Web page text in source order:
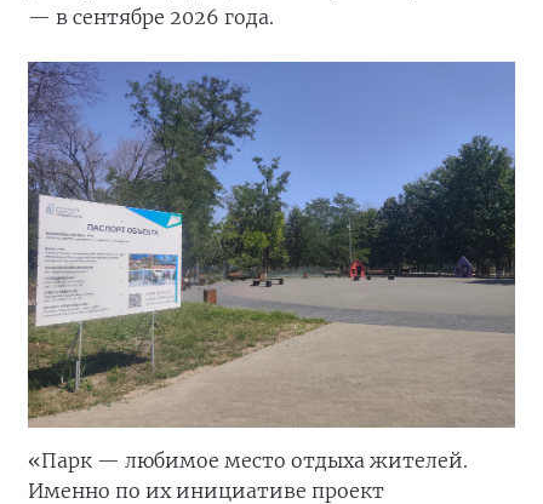
— в сентябре 2026 года.
«Парк — любимое место отдыха жителей.
Именно по их инициативе проект